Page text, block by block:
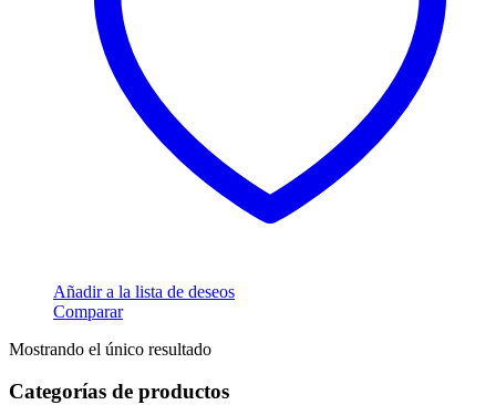
Añadir a la lista de deseos
Comparar
Mostrando el único resultado
Categorías de productos